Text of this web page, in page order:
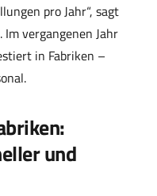
pro Jahr“, sagt
Im vergangenen Jahr
in Fabriken –
und